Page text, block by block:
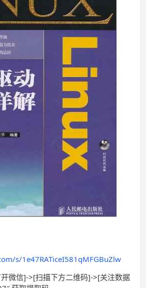
s/1e47RATiceI581qMFGBuZlw
微信]->[扫描下方二维码]->[关注数据